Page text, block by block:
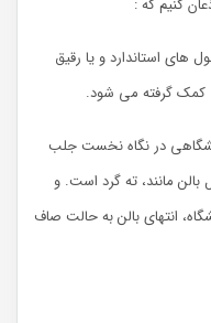
کنیم که :
های استاندارد و یا رقیق
کمک گرفته می شود.
در نگاه نخست جلب
مانند، ته گرد است. و
انتهای بالن به حالت صاف